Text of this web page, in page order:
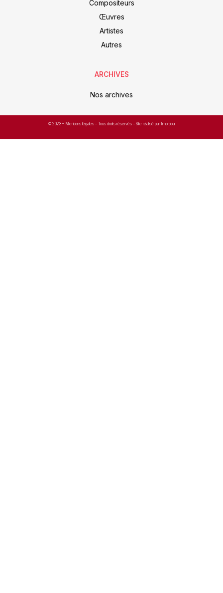
Compositeurs
Œuvres
Artistes
Autres
ARCHIVES
Nos archives
© 2023 – Mentions légales – Tous droits réservés – Site réalisé par Improba